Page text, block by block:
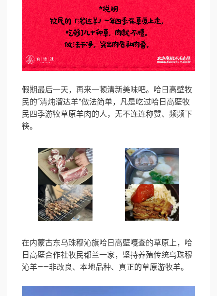
假期最后一天，再来一顿清新美味吧。哈日高壁牧
民的“清炖溜达羊”做法简单，凡是吃过哈日高壁牧
民四季游牧草原羊肉的人，无不连连称赞、频频下
筷。
在内蒙古东乌珠穆沁旗哈日高壁嘎查的草原上，哈
日高壁合作社牧民都兰一家，坚持养殖传统乌珠穆
沁羊——非改良、本地品种、真正的草原游牧羊。